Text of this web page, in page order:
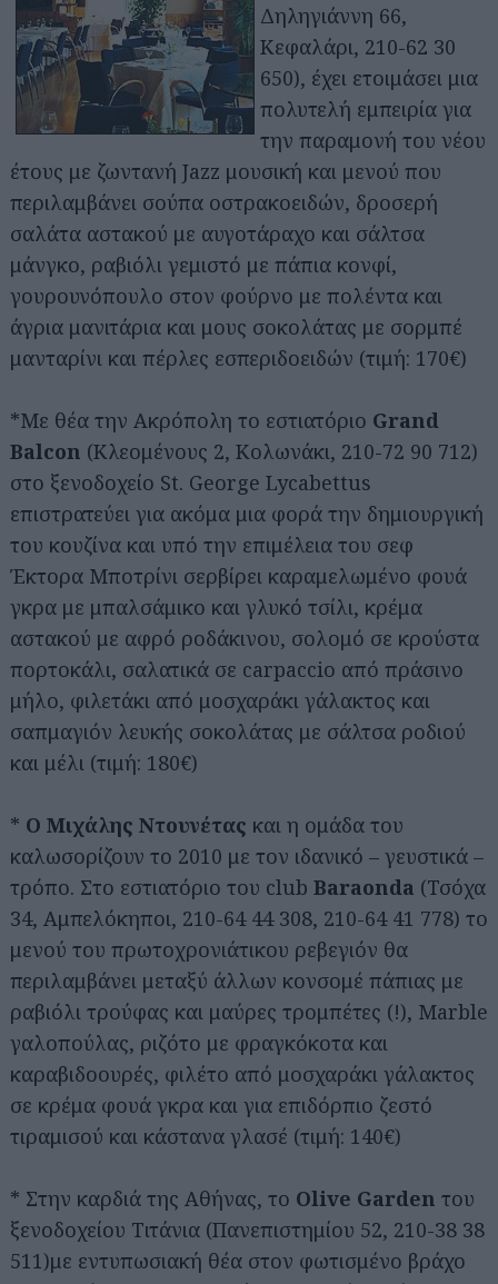
Δηληγιάννη 66,
Κεφαλάρι, 210-62 30
650), έχει ετοιμάσει μια
πολυτελή εμπειρία για
την παραμονή του νέου
έτους με ζωντανή Jazz μουσική και μενού που
περιλαμβάνει σούπα οστρακοειδών, δροσερή
σαλάτα αστακού με αυγοτάραχο και σάλτσα
μάνγκο, ραβιόλι γεμιστό με πάπια κονφί,
γουρουνόπουλο στον φούρνο με πολέντα και
άγρια μανιτάρια και μους σοκολάτας με σορμπέ
μανταρίνι και πέρλες εσπεριδοειδών (τιμή: 170€)
*Με θέα την Ακρόπολη το εστιατόριο Grand
Balcon (Κλεομένους 2, Κολωνάκι, 210-72 90 712)
στο ξενοδοχείο St. George Lycabettus
επιστρατεύει για ακόμα μια φορά την δημιουργική
του κουζίνα και υπό την επιμέλεια του σεφ
Έκτορα Μποτρίνι σερβίρει καραμελωμένο φουά
γκρα με μπαλσάμικο και γλυκό τσίλι, κρέμα
αστακού με αφρό ροδάκινου, σολομό σε κρούστα
πορτοκάλι, σαλατικά σε carpaccio από πράσινο
μήλο, φιλετάκι από μοσχαράκι γάλακτος και
σαπμαγιόν λευκής σοκολάτας με σάλτσα ροδιού
και μέλι (τιμή: 180€)
* Ο Μιχάλης Ντουνέτας και η ομάδα του
καλωσορίζουν το 2010 με τον ιδανικό – γευστικά –
τρόπο. Στο εστιατόριο του club Baraonda (Τσόχα
34, Αμπελόκηποι, 210-64 44 308, 210-64 41 778) το
μενού του πρωτοχρονιάτικου ρεβεγιόν θα
περιλαμβάνει μεταξύ άλλων κονσομέ πάπιας με
ραβιόλι τρούφας και μαύρες τρομπέτες (!), Marble
γαλοπούλας, ριζότο με φραγκόκοτα και
καραβιδοουρές, φιλέτο από μοσχαράκι γάλακτος
σε κρέμα φουά γκρα και για επιδόρπιο ζεστό
τιραμισού και κάστανα γλασέ (τιμή: 140€)
* Στην καρδιά της Αθήνας, το Olive Garden του
ξενοδοχείου Τιτάνια (Πανεπιστημίου 52, 210-38 38
511)με εντυπωσιακή θέα στον φωτισμένο βράχο
Αναζήτηση
για...